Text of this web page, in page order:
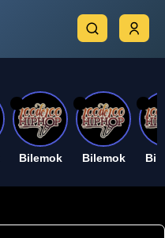
Bilemok Bilemok